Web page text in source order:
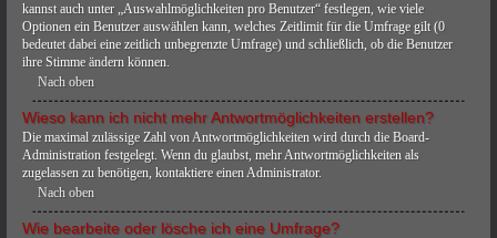
kannst auch unter „Auswahlmöglichkeiten pro Benutzer“ festlegen, wie viele
Optionen ein Benutzer auswählen kann, welches Zeitlimit für die Umfrage gilt (0
bedeutet dabei eine zeitlich unbegrenzte Umfrage) und schließlich, ob die Benutzer
ihre Stimme ändern können.
Nach oben
Wieso kann ich nicht mehr Antwortmöglichkeiten erstellen?
Die maximal zulässige Zahl von Antwortmöglichkeiten wird durch die Board-
Administration festgelegt. Wenn du glaubst, mehr Antwortmöglichkeiten als
zugelassen zu benötigen, kontaktiere einen Administrator.
Nach oben
Wie bearbeite oder lösche ich eine Umfrage?